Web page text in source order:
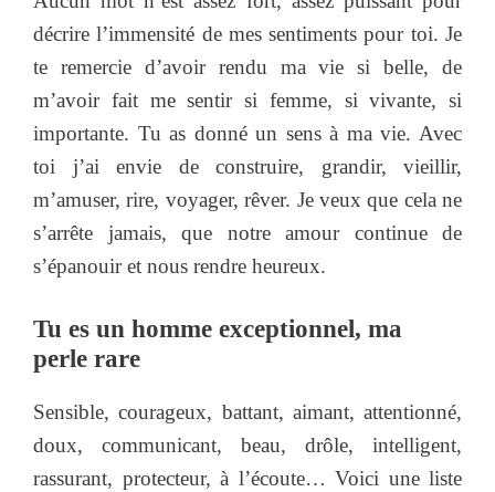
décrire l’immensité de mes sentiments pour toi. Je
te remercie d’avoir rendu ma vie si belle, de
m’avoir fait me sentir si femme, si vivante, si
importante. Tu as donné un sens à ma vie. Avec
toi j’ai envie de construire, grandir, vieillir,
m’amuser, rire, voyager, rêver. Je veux que cela ne
s’arrête jamais, que notre amour continue de
s’épanouir et nous rendre heureux.
Tu es un homme exceptionnel, ma
perle rare
Sensible, courageux, battant, aimant, attentionné,
doux, communicant, beau, drôle, intelligent,
rassurant, protecteur, à l’écoute… Voici une liste